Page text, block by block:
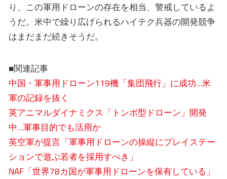
り、この軍用ドローンの存在を相当、警戒しているよ
うだ。米中で繰り広げられるハイテク兵器の開発競争
はまだまだ続きそうだ。
■関連記事
中国・軍事用ドローン119機「集団飛行」に成功…米
軍の記録を抜く
英アニマルダイナミクス「トンボ型ドローン」開発
中…軍事目的でも活用か
英空軍が提言「軍事用ドローンの操縦にプレイステー
ションで遊ぶ若者を採用すべき」
NAF「世界78カ国が軍事用ドローンを保有している」